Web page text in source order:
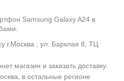
Samsung Galaxy A24 в
г.Москва , ул. Барклая 8, ТЦ
магазин и заказать доставку.
в остальные регионе